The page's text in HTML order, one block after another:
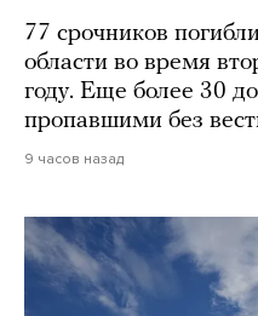
77 срочников
области во время
году. Еще более 30
пропавшими без
9 часов назад